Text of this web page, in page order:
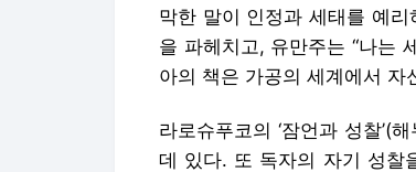
막한 말이 인정과 세태를 예
을 파헤치고, 유만주는 “나는
아의 책은 가공의 세계에서 자
라로슈푸코의 ‘잠언과 성찰’(
데 있다. 또 독자의 자기 성찰